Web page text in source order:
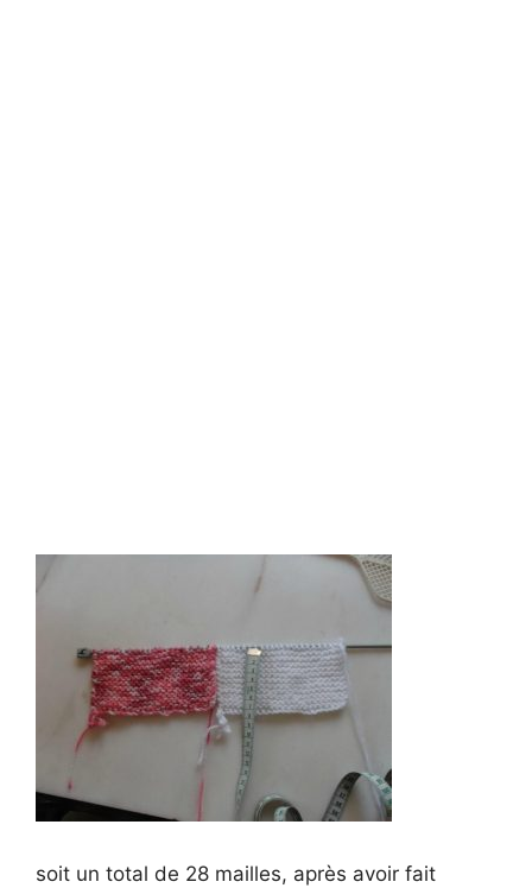
soit un total de 28 mailles, après avoir fait